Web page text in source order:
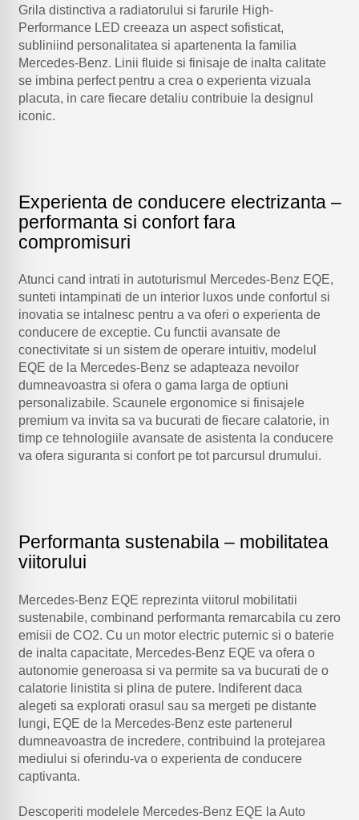
Grila distinctiva a radiatorului si farurile High-
Performance LED creeaza un aspect sofisticat,
subliniind personalitatea si apartenenta la familia
Mercedes-Benz. Linii fluide si finisaje de inalta calitate
se imbina perfect pentru a crea o experienta vizuala
placuta, in care fiecare detaliu contribuie la designul
iconic.
Experienta de conducere electrizanta –
performanta si confort fara
compromisuri
Atunci cand intrati in autoturismul Mercedes-Benz EQE,
sunteti intampinati de un interior luxos unde confortul si
inovatia se intalnesc pentru a va oferi o experienta de
conducere de exceptie. Cu functii avansate de
conectivitate si un sistem de operare intuitiv, modelul
EQE de la Mercedes-Benz se adapteaza nevoilor
dumneavoastra si ofera o gama larga de optiuni
personalizabile. Scaunele ergonomice si finisajele
premium va invita sa va bucurati de fiecare calatorie, in
timp ce tehnologiile avansate de asistenta la conducere
va ofera siguranta si confort pe tot parcursul drumului.
Performanta sustenabila – mobilitatea
viitorului
Mercedes-Benz EQE reprezinta viitorul mobilitatii
sustenabile, combinand performanta remarcabila cu zero
emisii de CO2. Cu un motor electric puternic si o baterie
de inalta capacitate, Mercedes-Benz EQE va ofera o
autonomie generoasa si va permite sa va bucurati de o
calatorie linistita si plina de putere. Indiferent daca
alegeti sa explorati orasul sau sa mergeti pe distante
lungi, EQE de la Mercedes-Benz este partenerul
dumneavoastra de incredere, contribuind la protejarea
mediului si oferindu-va o experienta de conducere
captivanta.
Descoperiti modelele Mercedes-Benz EQE la Auto